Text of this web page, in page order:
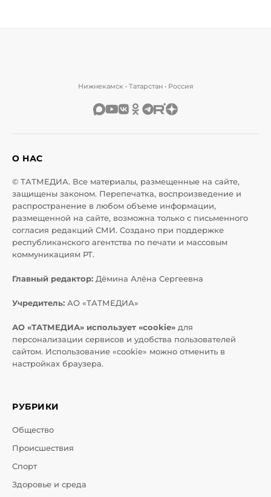
Нижнекамск • Татарстан • Россия
О НАС
© ТАТМЕДИА. Все материалы, размещенные на сайте,
защищены законом. Перепечатка, воспроизведение и
распространение в любом объеме информации,
размещенной на сайте, возможна только с письменного
согласия редакций СМИ. Создано при поддержке
республиканского агентства по печати и массовым
коммуникациям РТ.
Главный редактор: Дёмина Алёна Сергеевна
Учредитель: АО «ТАТМЕДИА»
АО «ТАТМЕДИА» использует «cookie» для
персонализации сервисов и удобства пользователей
сайтом. Использование «cookie» можно отменить в
настройках браузера.
РУБРИКИ
Общество
Происшествия
Спорт
Здоровье и среда